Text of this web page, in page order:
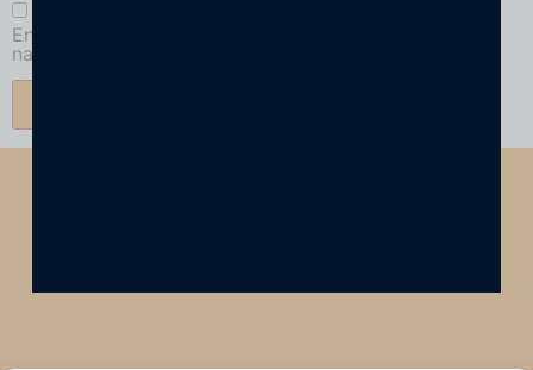
Enregistrer mon nom, mon e-mail et mon site dans le
navigateur pour mon prochain commentaire.